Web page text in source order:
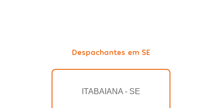
Despachantes em SE
ITABAIANA - SE